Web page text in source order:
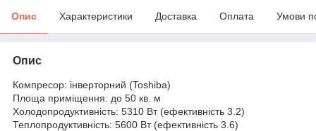
Опис Характеристики Доставка Оплата Умови
Опис
Компресор: інверторний (Toshiba)
Площа приміщення: до 50 кв. м
Холодопродуктивність: 5310 Вт (ефективність 3.2)
Теплопродуктивність: 5600 Вт (ефективність 3.6)